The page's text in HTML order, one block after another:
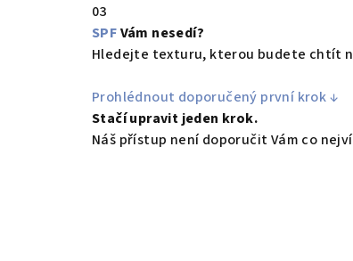
03
SPFVám nesedí?
Hledejte texturu, kterou budete chtít
Prohlédnout doporučený první krok↓
Stačí upravit jeden krok.
Náš přístup není doporučit Vám co